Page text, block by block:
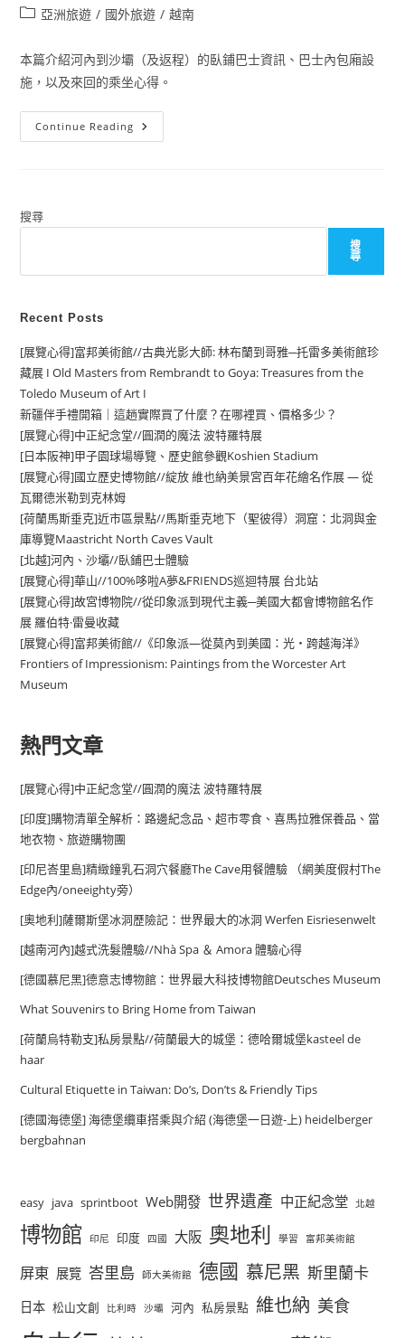
author:
published:
Post亞洲旅遊 / 國外旅遊 / 越南
本篇介紹河內到沙壩（及返程）的臥鋪巴士資訊、巴士內包廂設
施，以及來回的乘坐心得。
Continue Reading [北
越]
巴
搜尋
搜
尋
Recent Posts
[展覽心得]富邦美術館//古典光影大師: 林布蘭到哥雅─托雷多美術館珍
藏展 I Old Masters from Rembrandt to Goya: Treasures from the
Toledo Museum of Art I
新疆伴手禮開箱｜這趟實際買了什麼？在哪裡買、價格多少？
[展覽心得]中正紀念堂//圓潤的魔法 波特羅特展
[日本阪神]甲子園球場導覽、歷史館參觀Koshien Stadium
[展覽心得]國立歷史博物館//綻放 維也納美景宮百年花繪名作展 — 從
瓦爾德米勒到克林姆
[荷蘭馬斯垂克]近市區景點//馬斯垂克地下（聖彼得）洞窟：北洞與金
庫導覽Maastricht North Caves Vault
[北越]河內、沙壩//臥鋪巴士體驗
[展覽心得]華山//100%哆啦A夢&FRIENDS巡迴特展 台北站
[展覽心得]故宮博物院//從印象派到現代主義─美國大都會博物館名作
展 羅伯特·雷曼收藏
[展覽心得]富邦美術館//《印象派—從莫內到美國：光・跨越海洋》
Frontiers of Impressionism: Paintings from the Worcester Art
Museum
熱門文章
[展覽心得]中正紀念堂//圓潤的魔法 波特羅特展
[印度]購物清單全解析：路邊紀念品、超市零食、喜馬拉雅保養品、當
地衣物、旅遊購物團
[印尼峇里島]精緻鐘乳石洞穴餐廳The Cave用餐體驗 （網美度假村The
Edge內/oneeighty旁）
[奧地利]薩爾斯堡冰洞歷險記：世界最大的冰洞 Werfen Eisriesenwelt
[越南河內]越式洗髮體驗//Nhà Spa ＆ Amora 體驗心得
[德國慕尼黑]德意志博物館：世界最大科技博物館Deutsches Museum
What Souvenirs to Bring Home from Taiwan
[荷蘭烏特勒支]私房景點//荷蘭最大的城堡：德哈爾城堡kasteel de
haar
Cultural Etiquette in Taiwan: Do’s, Don’ts & Friendly Tips
[德國海德堡] 海德堡纜車搭乘與介紹 (海德堡一日遊-上) heidelberger
bergbahnan
easy java sprintboot Web開發 世界遺產 中正紀念堂 北越
博物館 印尼 印度 四國 大阪 奧地利 學習 富邦美術館
屏東 展覽 峇里島 師大美術館 德國 慕尼黑 斯里蘭卡
日本 松山文創 比利時 沙壩 河內 私房景點 維也納 美食